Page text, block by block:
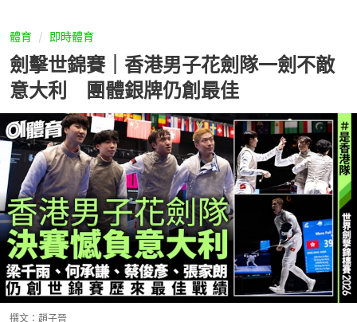
體育 即時體育
劍擊世錦賽｜香港男子花劍隊一劍不敵
意大利 團體銀牌仍創最佳
撰文： 趙子晉